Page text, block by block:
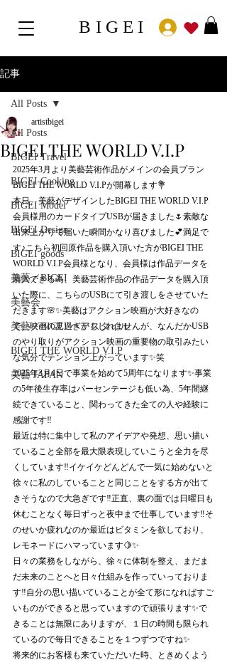
BIGEI
記事
All Posts
BIGEI Travel
BIGEI Cooking
BIGEI Model
BIGEI Design
BIGEI goods
美藝／BIGEI
美藝会
美藝／BIGEI ヘアスタイル
BIGEI THE WORLD V.I.P
美藝 JAPAN
All Posts
BIGEI THE WORLD V.I.P
artistbigei
2025年3月より美藝芸術作品がメインの会員プラン
BIGEI THE WORLD V.I.Pが開幕します💐
本日、美藝がデザインしたBIGEI THE WORLD V.I.P
会員様用のカードタイプUSBが届きました🌷素敵な
出来上がりで届いた瞬間かなり喜びました💕満足で
す♪こちら初回原作品を購入頂いた方がBIGEI THE
WORLD V.I.P会員様となり、会員様は作品データを
購入できる為、美藝芸術作品の作品データを購入頂
いた際に、こちらのUSBにて引き渡しをさせていた
だきます🌸✨美藝はアクション映画が大好きなの
で、映画の見過ぎかもしれませんが、なんだかUSB
のやり取りがアクション映画の重要物の取引みたい
な気分でテンション上がっています✨笑
2025年3月4日で事業を始めて5周年になります✨事業
の5年後生存率はパーセンテージも低い為、5年間継
続できていること、関わってきた全ての人や経験に
感謝です‼︎
最近は特に集中して私のアイデアや発想、思い描い
ていること全部を最大限表現していこうと全力を尽
くしています‼︎イケイケどんどんで一気に始めないと
徐々に私のしていることと同じことをする方が出て
きそうなので大急ぎです‼︎正直、裏の面では日曜日も
休むことなく毎日ずっと夜中まで仕事しています‼︎そ
のせいか疲れなのか最近はビタミンを欲しており、
レモネードにハマっています🍋✨
日々の業務をしながら、徐々に体制を整え、まだま
だ未来のことへと日々仕組みを作っていっておりま
す‼︎自分の思い描いていることが全て形になればすご
いものができると思っていますので頑張ります✨で
きることは無限にありますが、１日の時間も限られ
ているので毎日できることを１つずつですね✨
将来的にお客様も来ていただいた時、ときめくよう